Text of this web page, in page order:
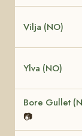
Vilja (NO)
Ylva (NO)
Bore Gullet
📷